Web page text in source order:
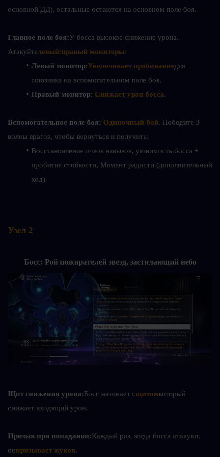
основной ДД), остальные остаются на основном поле боя.
Главное поле боя:У босса высокое снижение урона.
Атакуйтелевый/правый мониторы:
Левый монитор:Увеличивает пробиваниедля
союзника на вспомогательном поле боя.
Правый монитор: Снижает урон босса.
Вспомогательное поле боя: Одиночный бой. Победите 3
волны врагов, чтобы вернуться и получить:
Восстановление очков навыков, уязвимость босса +
пробитие стойкости, Момент радости (дополнительный
ход).
Узел 2
Босс: Рой пожирателей звезд, застилающий небо
Щит снижения урона:Босс начинает сщитомкоторый
снижает входящий урон.
Призыв при попадании:Каждый раз, когда босса атакуют,
онпризывает жуков.